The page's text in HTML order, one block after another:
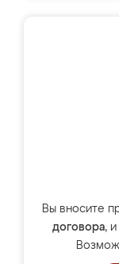
Вы вносите
договора,